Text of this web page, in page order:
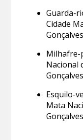
Guarda-
Cidade
Gonçalves
Nacional
Gonçalves
Esquilo-
Mata
Gonçalves